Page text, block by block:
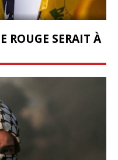
ROUGE SERAIT À